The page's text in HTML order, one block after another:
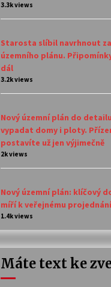
3.3k views
Starosta slíbil navrhnout
územního plánu.
dál
3.2k views
Nový územní plán do
vypadat domy i ploty.
postavíte už jen výjimečně
2k views
Nový územní plán: klíčový
míří k veřejnému projednání
1.4k views
Máte text ke